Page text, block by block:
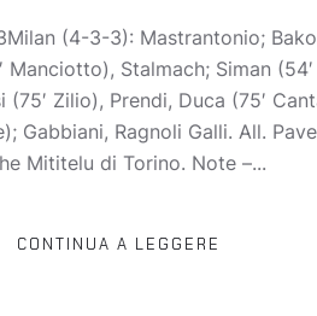
(4-3-3): Mastrantonio;
Stalmach; Siman
Zilio), Prendi, Duca (75′
Gabbiani, Ragnoli Galli. All.
Mititelu di Torino. Note –...
CONTINUA A LEGGERE